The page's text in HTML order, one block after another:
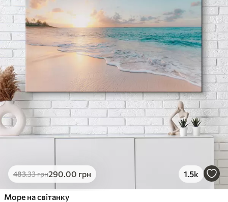
483.33грн290.00 грн 1.5k
Море на світанку